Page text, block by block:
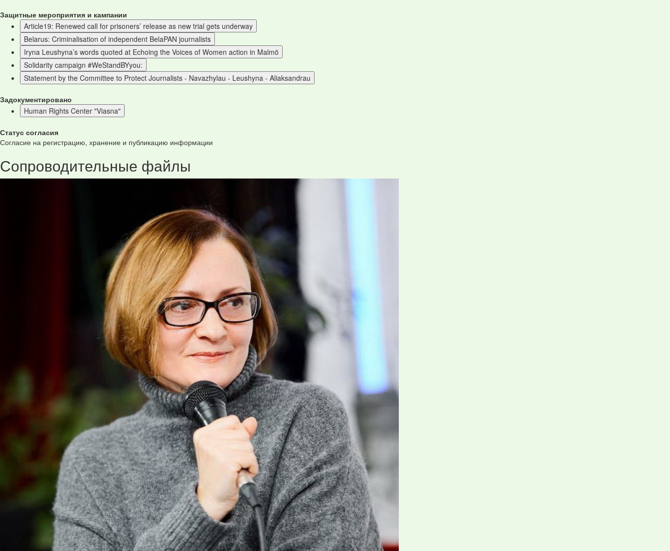
Защитные мероприятия и кампании
Article19: Renewed call for prisoners’ release as new trial gets underway
Belarus: Criminalisation of independent BelaPAN journalists
Iryna Leushyna’s words quoted at Echoing the Voices of Women action in Malmö
Solidarity campaign #WeStandBYyou:
Statement by the Committee to Protect Journalists - Navazhylau - Leushyna - Aliaksandrau
Задокументировано
Human Rights Center "Viasna"
Статус согласия
Согласие на регистрацию, хранение и публикацию информации
Сопроводительные файлы